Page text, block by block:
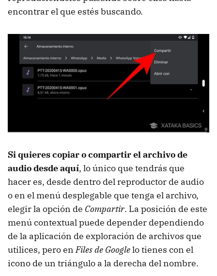
encontrar el que estés buscando.
Si quieres copiar o compartir el archivo de
audio desde aquí, lo único que tendrás que
hacer es, desde dentro del reproductor de audio
o en el menú desplegable que tenga el archivo,
elegir la opción de Compartir. La posición de este
menú contextual puede depender dependiendo
de la aplicación de exploración de archivos que
utilices, pero en Files de Googlelo tienes con el
icono de un triángulo a la derecha del nombre.